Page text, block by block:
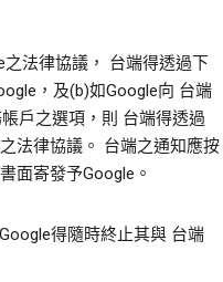
之法律協議， 台端得透過下
，及(b)如Google向 台端
戶之選項，則 台端得透過
法律協議。 台端之通知應按
面寄發予Google。
得隨時終止其與 台端